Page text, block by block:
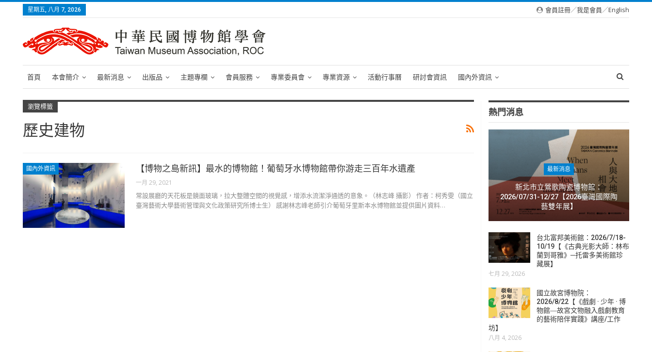
星期五, 八月 7, 2026 會員註冊／我是會員／English
首頁 本會簡介 最新消息 出版品 主題專欄 會員服務 專業委員會 專業資源 活動行事曆 研討會資訊 國內外資訊
瀏覽標籤
歷史建物
國內外資訊 【博物之島新訊】最水的博物館！葡萄牙水博物館帶你游走三百年水遺產
一月 29, 2021
常設展廳的天花板是鏡面玻璃，拉大整體空間的視覺感，增添水流潔淨通透的意象。（林志峰 攝影） 作者：柯秀雯（國立
臺灣藝術大學藝術管理與文化政策研究所博士生） 感謝林志峰老師引介葡萄牙里斯本水博物館並提供圖片資料…
熱門消息
最新消息
新北市立鶯歌陶瓷博物館：
2026/07/31-12/27【2026臺灣國際陶
藝雙年展】
台北富邦美術館：2026/7/18-
10/19【《古典光影大師：林布
蘭到哥雅》─托雷多美術館珍
藏展】
七月 29, 2026
國立故宮博物院：
2026/8/22【《戲劇 · 少年 · 博
物館―故宮文物融入戲劇教育
的藝術陪伴實踐》講座/工作
坊】
八月 4, 2026